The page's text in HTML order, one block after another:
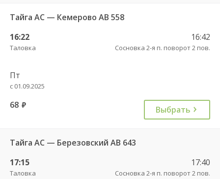
Тайга АС — Кемерово АВ 558
16:22
Таловка
16:42
Сосновка 2-я п. поворот 2 пов.
Пт
с 01.09.2025
68 руб. Выбрать
Тайга АС — Березовский АВ 643
17:15
Таловка
17:40
Сосновка 2-я п. поворот 2 пов.